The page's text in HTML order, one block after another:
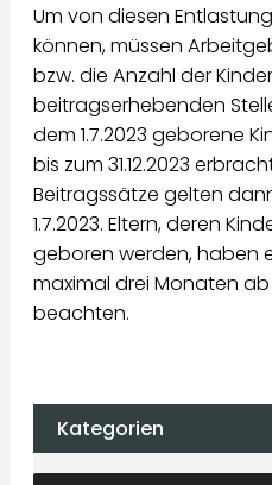
Um von diesen
können, müssen
bzw. die Anzahl der
beitragserhebenden
dem 1.7.2023 geborene
bis zum 31.12.2023
Beitragssätze gelten
1.7.2023. Eltern, deren
geboren werden, haben
maximal drei Monaten
beachten.
Kategorien